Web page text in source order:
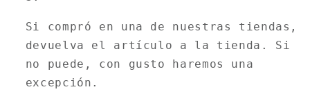
Si compró en una de nuestras tiendas,
devuelva el artículo a la tienda. Si
no puede, con gusto haremos una
excepción.